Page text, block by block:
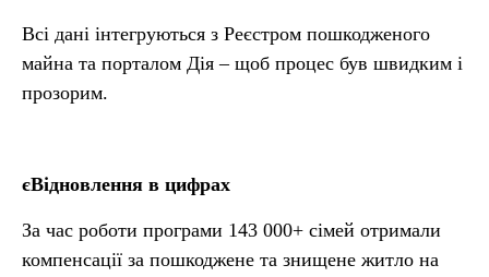
Всі дані інтегруються з Реєстром пошкодженого
майна та порталом Дія – щоб процес був швидким і
прозорим.
єВідновлення в цифрах
За час роботи програми 143 000+ сімей отримали
компенсації за пошкоджене та знищене житло на